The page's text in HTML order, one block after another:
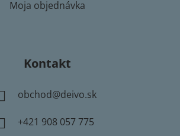
Moja objednávka
Kontakt
obchod@deivo.sk
+421 908 057 775